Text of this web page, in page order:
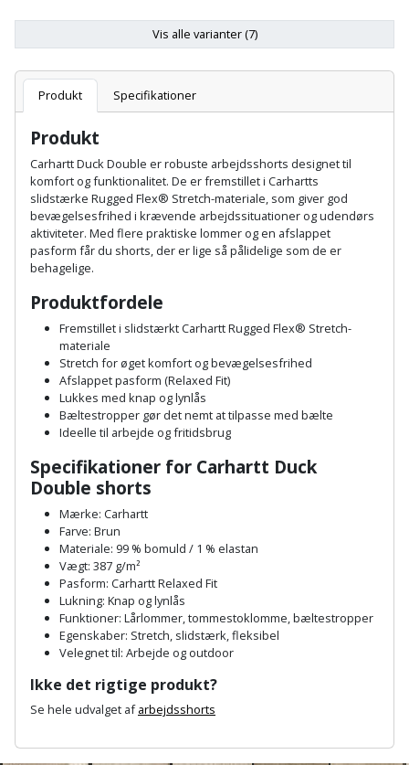
og
fundablokke
Lofter
Lofttrapper
Murbinder
Murpap
og
murfolie
Mursten
Plastlister
Radonsikring
Rumdeler
Sand
grus
Skruer,
bolte
og
møtrikker
Skunklem
Høvl
Kiler
Kloakrenser
Kniv
og
hobbykniv
Koben
Kridtsnor
Lærlingesæt
Landmålerstok
Løfteudstyr
Målebånd
Markeringsværktøj
Mejsel
Murerværktøj
Nedstryger
Nøgleværktøj
Økse
Diamantskæremaskine
Diamantslibertilbehør
Dykkerpistol
Dyksav
Excentersliber
Fedtsprøjte
Flamingoskærer
Flisevibrator
Føringsskinne
Fugepistol
Fugtmåler
Gipsskruemaskine
Girafsliber
Girafsliber
tilbehør
Robotplæneklipper
Robotplæneklipper
tilbehør
Vandpumpe
Vertikalskærer
mosfjerner
Vinduesvasker
Elartikler
Flagstænger
til
hus
og
have
Fuglefoderhus
Garderobe
opbevaring
Gavekort
Grill
Gummibåd
og
kajak
Havemøbler
Havepleje
Haveredskaber
Haveslange
og
tilbehør
Havetilbehør
Vis alle varianter (7)
Produkt Specifikationer
Produkt
Carhartt Duck Double er robuste arbejdsshorts designet til
komfort og funktionalitet. De er fremstillet i Carhartts
slidstærke Rugged Flex® Stretch-materiale, som giver god
bevægelsesfrihed i krævende arbejdssituationer og udendørs
aktiviteter. Med flere praktiske lommer og en afslappet
pasform får du shorts, der er lige så pålidelige som de er
behagelige.
Produktfordele
Fremstillet i slidstærkt Carhartt Rugged Flex® Stretch-
materiale
Stretch for øget komfort og bevægelsesfrihed
Afslappet pasform (Relaxed Fit)
Lukkes med knap og lynlås
Bæltestropper gør det nemt at tilpasse med bælte
Ideelle til arbejde og fritidsbrug
Specifikationer for Carhartt Duck
Double shorts
Mærke: Carhartt
Farve: Brun
Materiale: 99 % bomuld / 1 % elastan
Vægt: 387 g/m²
Pasform: Carhartt Relaxed Fit
Lukning: Knap og lynlås
Funktioner: Lårlommer, tommestoklomme, bæltestropper
Egenskaber: Stretch, slidstærk, fleksibel
Velegnet til: Arbejde og outdoor
Ikke det rigtige produkt?
Se hele udvalget afarbejdsshorts